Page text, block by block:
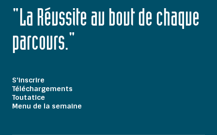
"La Réussite au bout de chaque
parcours."
S'inscrire
Téléchargements
Toutatice
Menu de la semaine